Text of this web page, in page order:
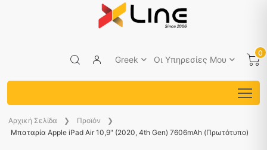
Greek Οι Υπηρεσίες Μου
0
Aρχική Σελίδα
Προϊόν
Μπαταρία Apple iPad Air 10,9" (2020, 4th Gen) 7606mAh (Πρωτότυπο)